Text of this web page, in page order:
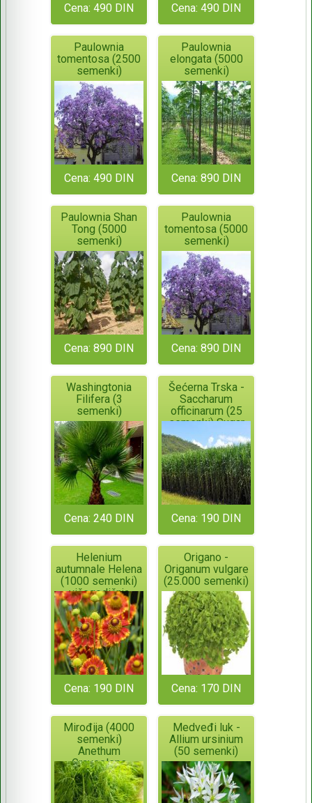
Cena: 490 DIN Cena: 490 DIN
Paulownia
tomentosa (2500
semenki)
Cena: 490 DIN
Paulownia
elongata (5000
semenki)
Cena: 890 DIN
Paulownia Shan
Tong (5000
semenki)
Cena: 890 DIN
Paulownia
tomentosa (5000
semenki)
Cena: 890 DIN
Washingtonia
Filifera (3
semenki)
Cena: 240 DIN
Šećerna Trska -
Saccharum
officinarum (25
semenki) Sugar
Cane
Cena: 190 DIN
Helenium
autumnale Helena
(1000 semenki)
višegodišnja
Cena: 190 DIN
Origano -
Origanum vulgare
(25.000 semenki)
Cena: 170 DIN
Mirođija (4000
semenki)
Anethum
Graveolens
Medveđi luk -
Allium ursinium
(50 semenki)